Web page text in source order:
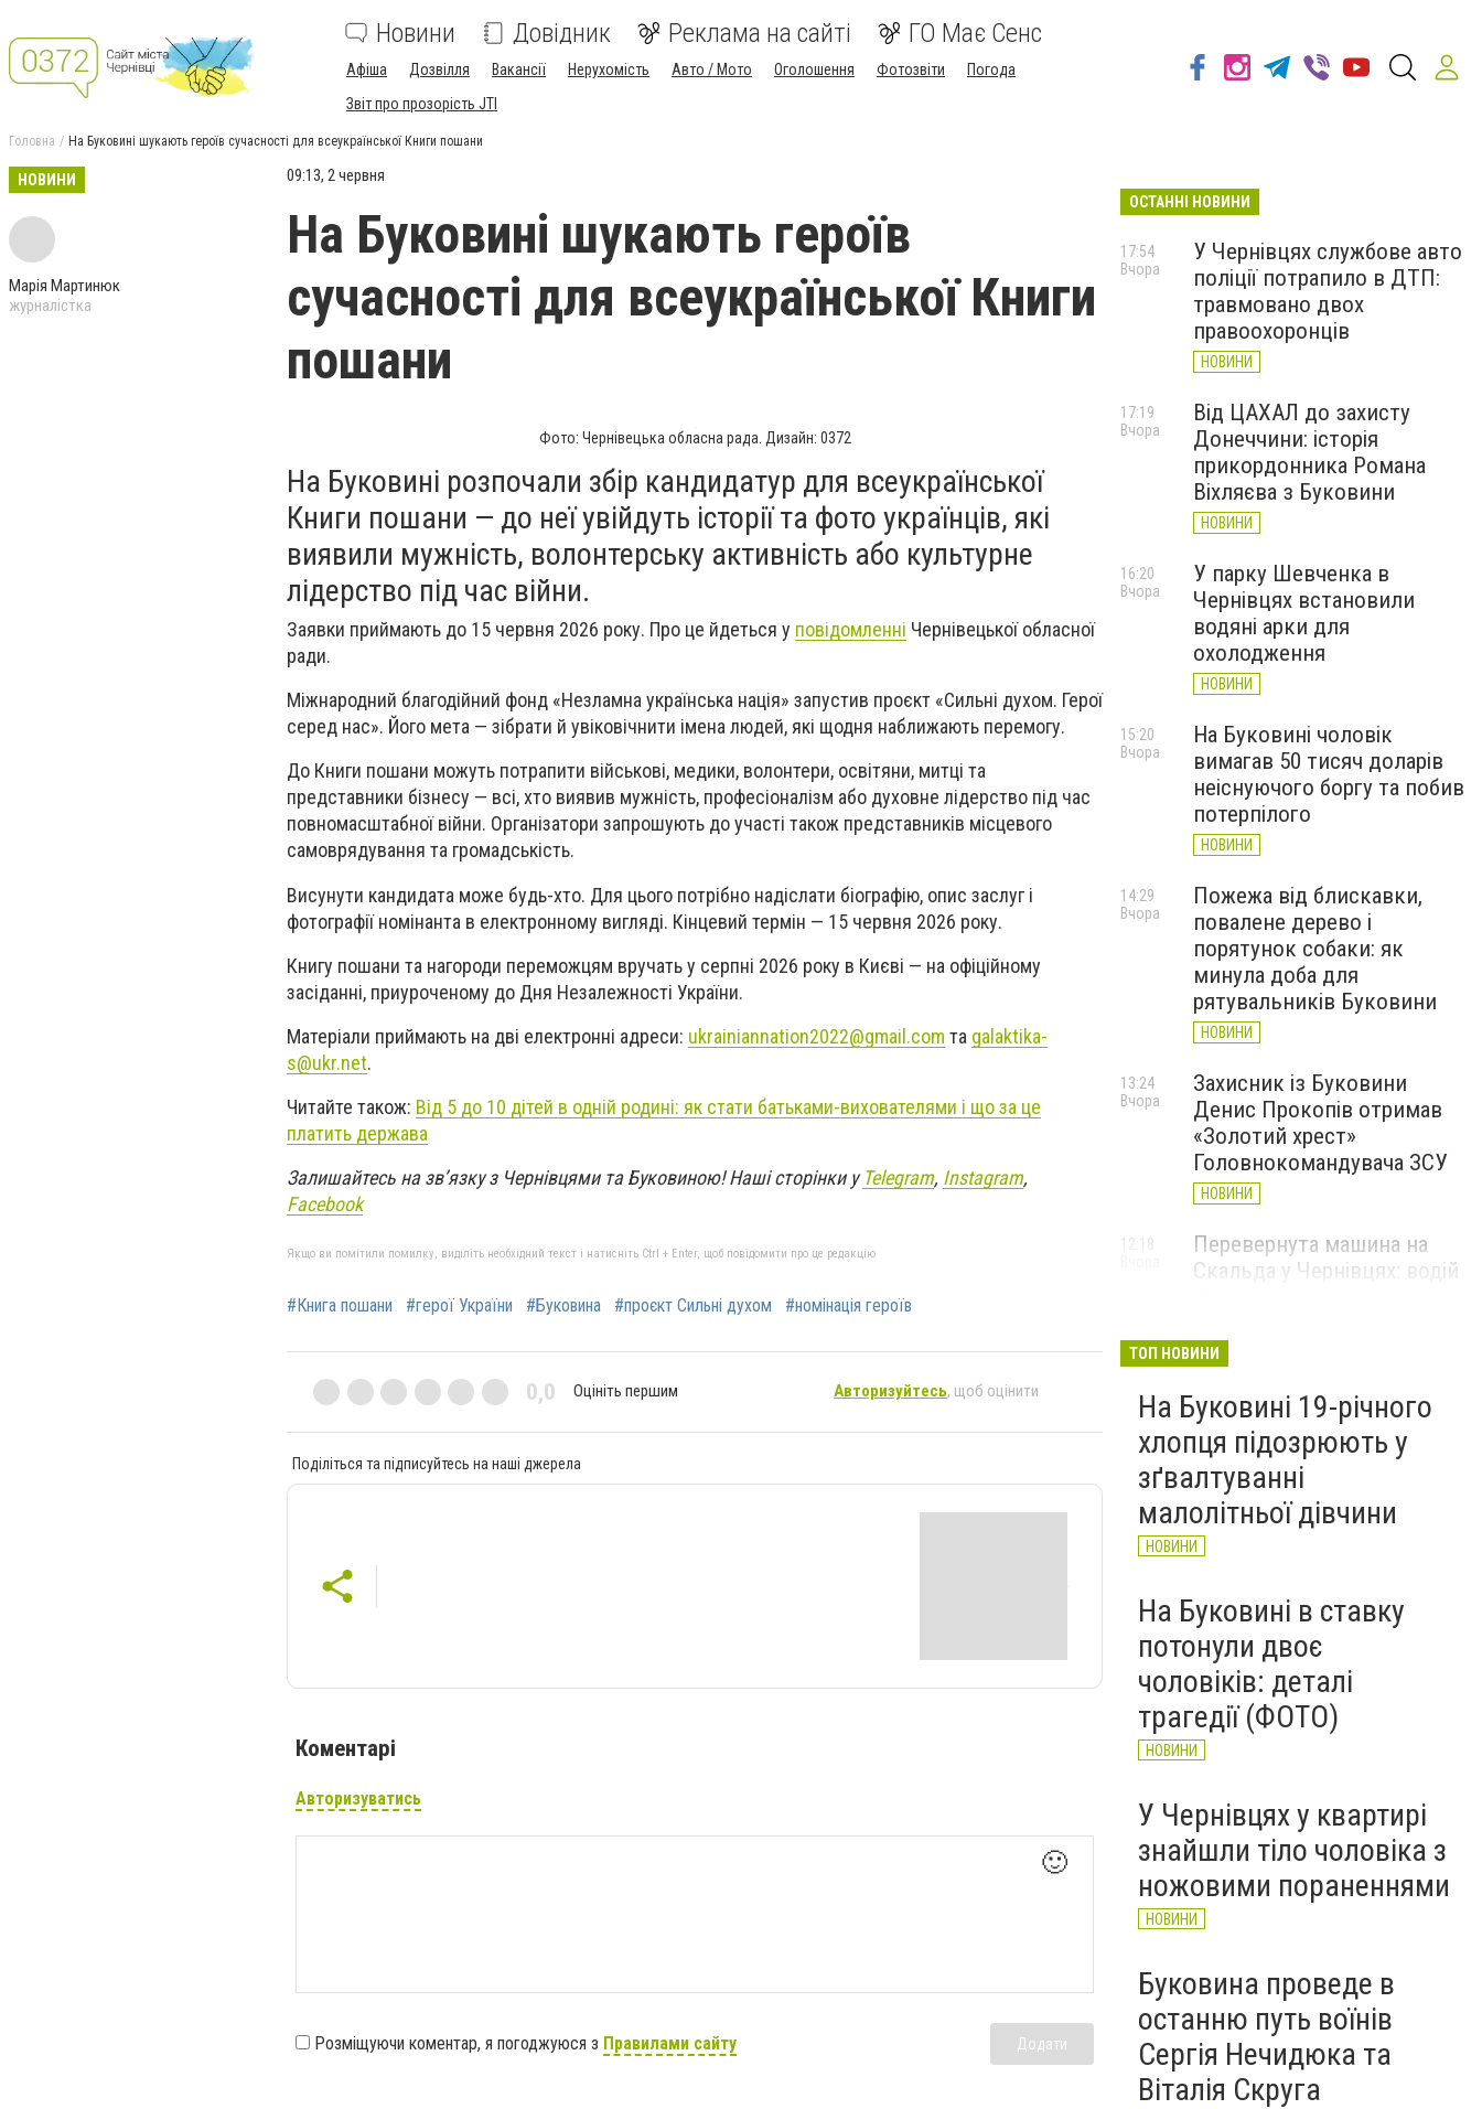
Новини Довідник Реклама на сайті ГО Має Сенс
Афіша Дозвілля Вакансії Нерухомість Авто / Мото Оголошення Фотозвіти
Погода
Звіт про прозорість JTI
Головна На Буковині шукають героїв сучасності для всеукраїнської Книги пошани
НОВИНИ
Марія Мартинюк
журналістка
09:13, 2 червня
На Буковині шукають героїв
сучасності для всеукраїнської Книги
пошани
Фото: Чернівецька обласна рада. Дизайн: 0372
На Буковині розпочали збір кандидатур для всеукраїнської
Книги пошани — до неї увійдуть історії та фото українців, які
виявили мужність, волонтерську активність або культурне
лідерство під час війни.
Заявки приймають до 15 червня 2026 року. Про це йдеться у повідомленні Чернівецької обласної
ради.
Міжнародний благодійний фонд «Незламна українська нація» запустив проєкт «Сильні духом. Герої
серед нас». Його мета — зібрати й увіковічнити імена людей, які щодня наближають перемогу.
До Книги пошани можуть потрапити військові, медики, волонтери, освітяни, митці та
представники бізнесу — всі, хто виявив мужність, професіоналізм або духовне лідерство під час
повномасштабної війни. Організатори запрошують до участі також представників місцевого
самоврядування та громадськість.
Висунути кандидата може будь-хто. Для цього потрібно надіслати біографію, опис заслуг і
фотографії номінанта в електронному вигляді. Кінцевий термін — 15 червня 2026 року.
Книгу пошани та нагороди переможцям вручать у серпні 2026 року в Києві — на офіційному
засіданні, приуроченому до Дня Незалежності України.
Матеріали приймають на дві електронні адреси: ukrainiannation2022@gmail.com та galaktika-
s@ukr.net.
Читайте також: Від 5 до 10 дітей в одній родині: як стати батьками-вихователями і що за це
платить держава
Залишайтесь на зв’язку з Чернівцями та Буковиною! Наші сторінки уTelegram, Instagram,
Facebook
Якщо ви помітили помилку, виділіть необхідний текст і натисніть Ctrl + Enter, щоб повідомити про це редакцію
#Книга пошани #герої України #Буковина #проєкт Сильні духом #номінація героїв
0,0 Оцініть першим Авторизуйтесь, щоб оцінити
Поділіться та підписуйтесь на наші джерела
Коментарі
Авторизуватись
🙂
Розміщуючи коментар, я погоджуюся з Правилами сайту Додати
ОСТАННІ НОВИНИ
У Чернівцях службове авто
поліції потрапило в ДТП:
травмовано двох
правоохоронців
НОВИНИ
17:54
Вчора
Від ЦАХАЛ до захисту
Донеччини: історія
прикордонника Романа
Віхляєва з Буковини
НОВИНИ
17:19
Вчора
У парку Шевченка в
Чернівцях встановили
водяні арки для
охолодження
НОВИНИ
16:20
Вчора
На Буковині чоловік
вимагав 50 тисяч доларів
неіснуючого боргу та побив
потерпілого
НОВИНИ
15:20
Вчора
Пожежа від блискавки,
повалене дерево і
порятунок собаки: як
минула доба для
рятувальників Буковини
НОВИНИ
14:29
Вчора
Захисник із Буковини
Денис Прокопів отримав
«Золотий хрест»
Головнокомандувача ЗСУ
НОВИНИ
13:24
Вчора
Перевернута машина на
Скальда у Чернівцях: водій
12:18
зафіксували новий
історичний температурний
максимум
НОВИНИ
Вчора
ТОП НОВИНИ
На Буковині 19-річного
хлопця підозрюють у
зґвалтуванні
малолітньої дівчини
НОВИНИ
На Буковині в ставку
потонули двоє
чоловіків: деталі
трагедії (ФОТО)
НОВИНИ
У Чернівцях у квартирі
знайшли тіло чоловіка з
ножовими пораненнями
НОВИНИ
Буковина проведе в
останню путь воїнів
Сергія Нечидюка та
Віталія Скруга